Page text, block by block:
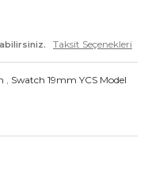
Taksit Seçenekleri
, Swatch 19mm YCS Model